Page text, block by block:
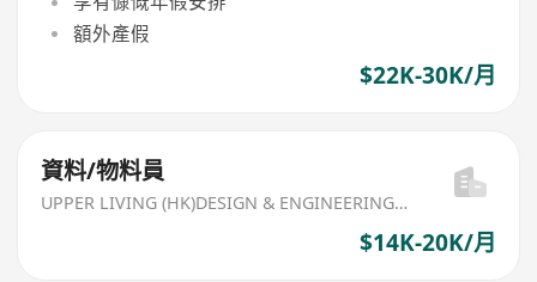
額外產假
$22K-30K/月
資料/物料員
UPPER LIVING (HK)DESIGN & ENGINEERING LIMITED
$14K-20K/月